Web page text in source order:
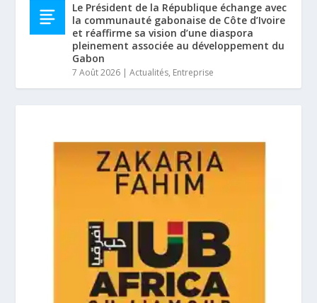
Le Président de la République échange avec
la communauté gabonaise de Côte d’Ivoire
et réaffirme sa vision d’une diaspora
pleinement associée au développement du
Gabon
7 Août 2026 |Actualités, Entreprise